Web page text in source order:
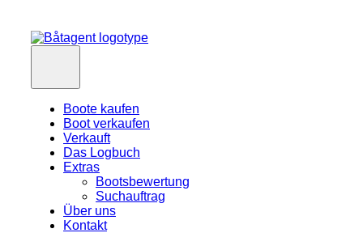
Boote kaufen
Boot verkaufen
Verkauft
Das Logbuch
Extras
Bootsbewertung
Suchauftrag
Über uns
Kontakt